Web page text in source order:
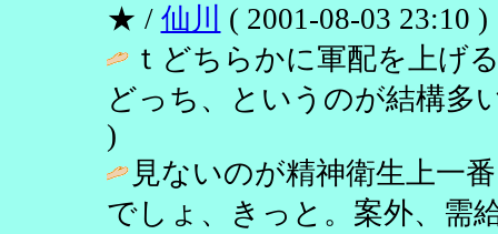
★ / 仙川
( 2001-08-03 23:10 )
ｔどちらかに軍配を上げ
どっち、というのが結構多
)
見ないのが精神衛生上一
でしょ、きっと。案外、需